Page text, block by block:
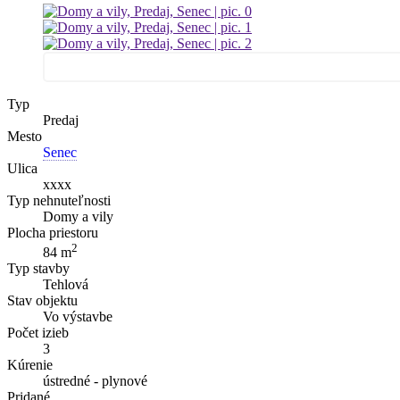
Typ
Predaj
Mesto
Senec
Ulica
xxxx
Typ nehnuteľnosti
Domy a vily
Plocha priestoru
84 m2
Typ stavby
Tehlová
Stav objektu
Vo výstavbe
Počet izieb
3
Kúrenie
ústredné - plynové
Pridané